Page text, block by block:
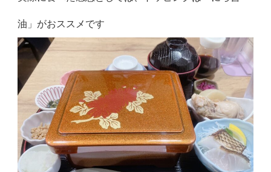
油」がおススメです